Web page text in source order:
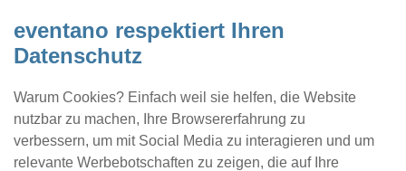
eventano respektiert Ihren
Datenschutz
Warum Cookies? Einfach weil sie helfen, die Website
nutzbar zu machen, Ihre Browsererfahrung zu
verbessern, um mit Social Media zu interagieren und um
relevante Werbebotschaften zu zeigen, die auf Ihre